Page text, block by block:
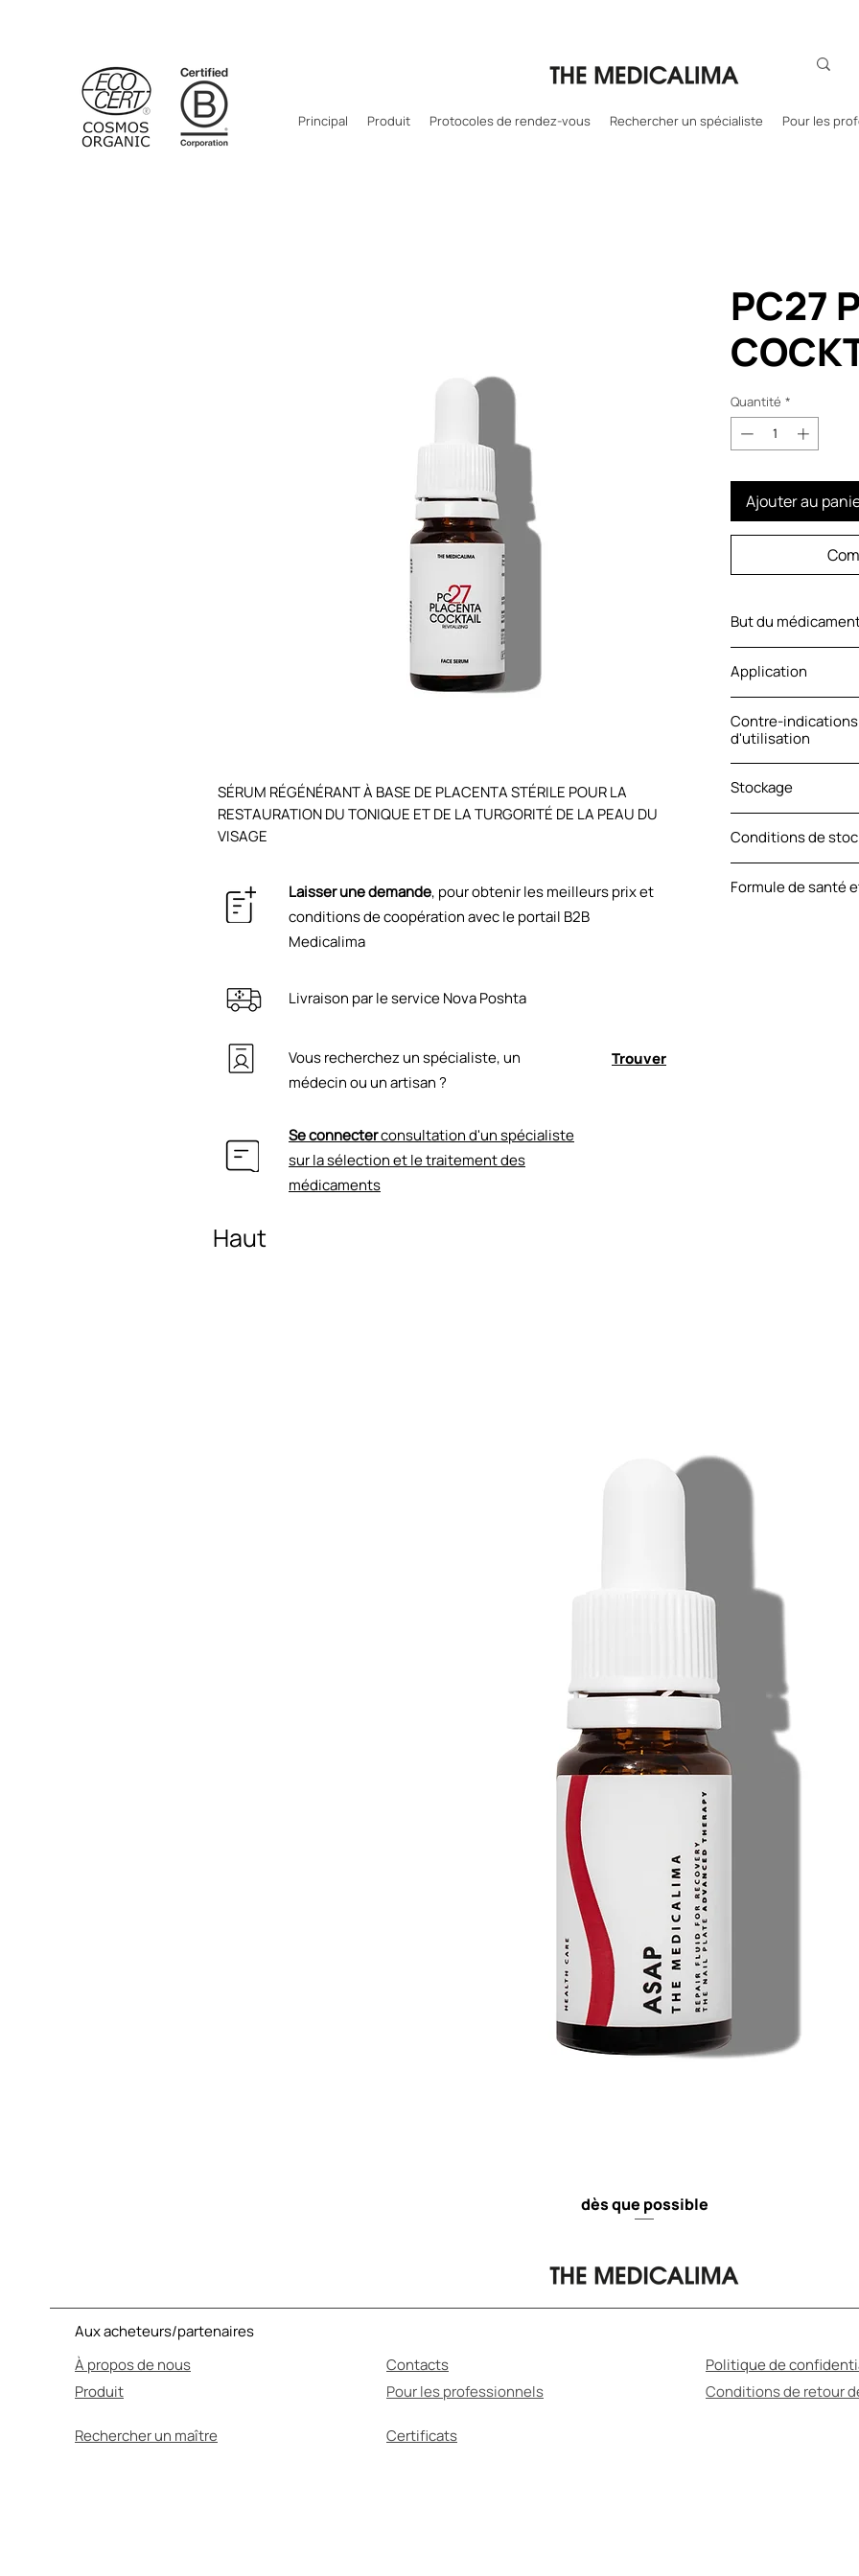
Principal Produit Protocoles de rendez-vous Rechercher un spécialiste Pour les
SÉRUM RÉGÉNÉRANT À BASE DE PLACENTA STÉRILE POUR LA
RESTAURATION DU TONIQUE ET DE LA TURGORITÉ DE LA PEAU DU
VISAGE
PC27
Quantité *
Ajouter au
But du
professionnel pour
cellules. Soin
agit efficacement
poches sous les
cutanée et lisse
Application
fois par jour.
résultat le plus
utilisation
perceptible après
Contre-
d'utilisation
substances
externe
Stockage
Placenta [Lecithin,
rhOligopeptide-1,
Polypeptide-1, rh-
Conditions de
médicament est
Formule de santé
Livraison par le service Nova Poshta
Vous recherchez un spécialiste, un
médecin ou un artisan ?
Trouver
Laisser une demande, pour obtenir les meilleurs prix et
conditions de coopération avec le portail B2B
Medicalima
Se connecterconsultation d'un spécialiste
sur la sélection et le traitement des
médicaments
Haut
dès que possible
Aux acheteurs/partenaires
À propos de nous
Produit
Contacts
Pour les professionnels
Politique de
Conditions de retour
Rechercher un maître Certificats